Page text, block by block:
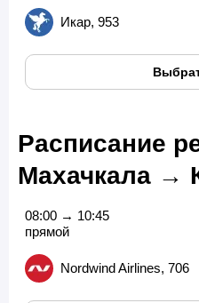
Икар, 953
Расписание
Махачкала →
08:00 → 10:45
прямой
Nordwind Airlines, 706